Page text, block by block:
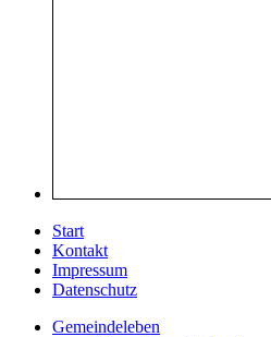
Start
Kontakt
Impressum
Datenschutz
Gemeindeleben